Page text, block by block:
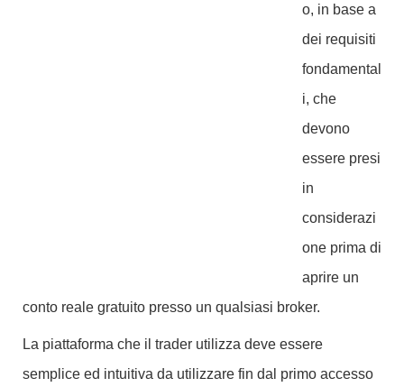
o, in base a
dei requisiti
fondamental
i, che
devono
essere presi
in
considerazi
one prima di
aprire un
conto reale gratuito presso un qualsiasi broker.
La piattaforma che il trader utilizza deve essere
semplice ed intuitiva da utilizzare fin dal primo accesso